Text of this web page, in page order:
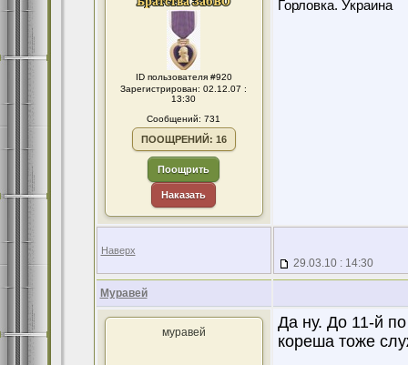
ID пользователя #920
Зарегистрирован: 02.12.07 :
13:30
Сообщений: 731
ПООЩРЕНИЙ: 16
Поощрить
Наказать
Горловка. Украина
Наверх
29.03.10 : 14:30
Муравей
муравей
Да ну. До 11-й
кореша тоже